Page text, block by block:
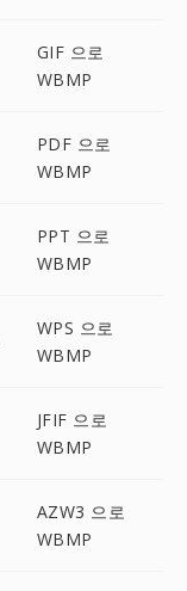
GIF 으로
WBMP
PDF 으로
WBMP
PPT 으로
WBMP
WPS 으로
WBMP
JFIF 으로
WBMP
AZW3 으로
WBMP